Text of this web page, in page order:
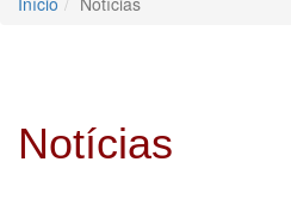
Notícias